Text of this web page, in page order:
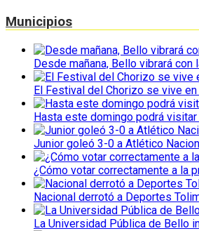
Municipios
Desde mañana, Bello vibrará
El Festival del Chorizo se vive en
Hasta este domingo podrá
Junior goleó 3-0 a Atlético
¿Cómo votar correctamente a la
Nacional derrotó a Deportes
La Universidad Pública de Bello